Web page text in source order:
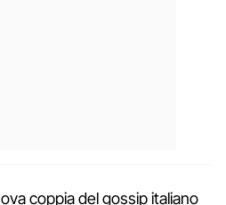
coppia del gossip italiano